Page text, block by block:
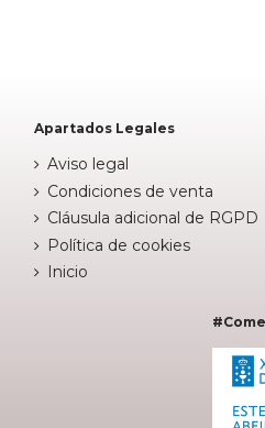
Apartados Legales
Aviso legal
Condiciones de venta
Cláusula adicional de RGPD
Política de cookies
Inicio